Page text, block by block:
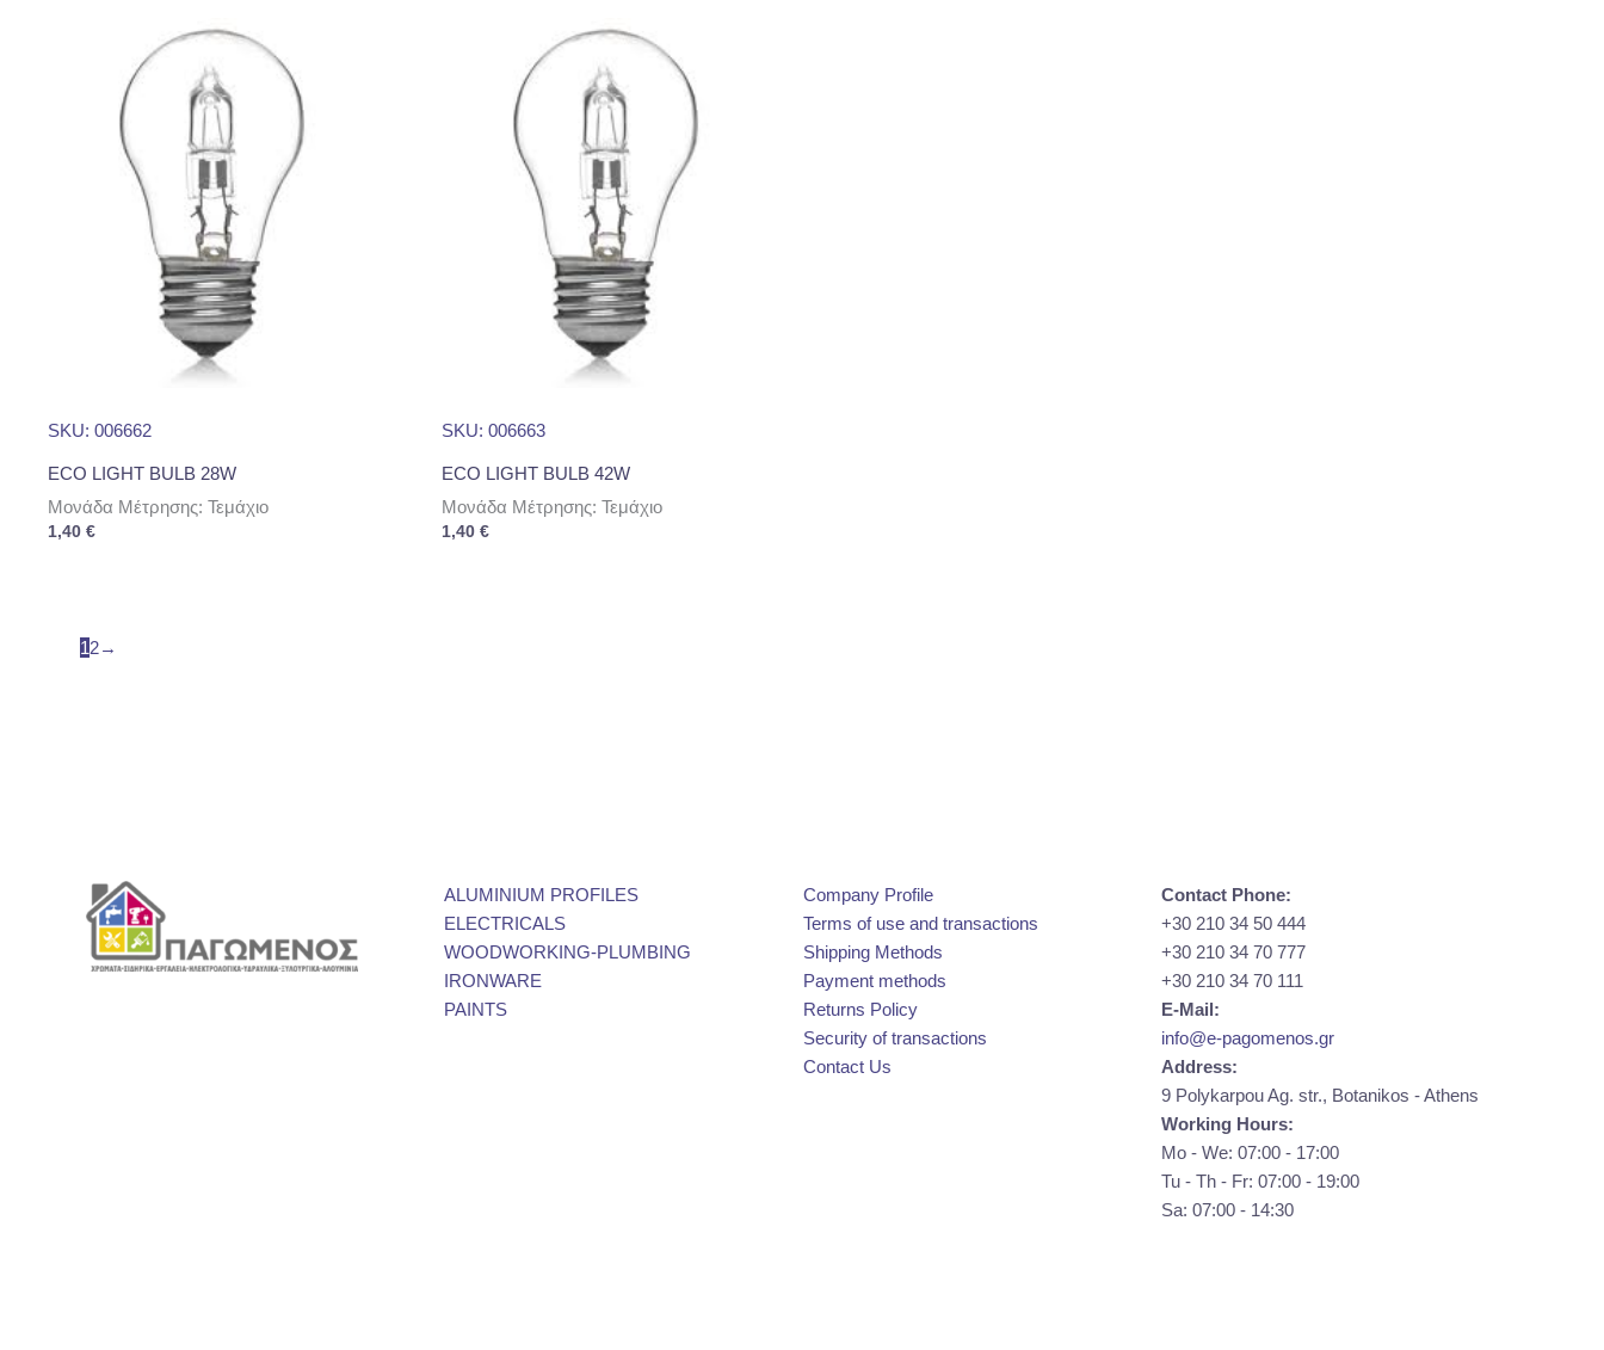
SKU: 006662
ECO LIGHT BULB 28W
Μονάδα Μέτρησης: Τεμάχιο
1,40 €
SKU: 006663
ECO LIGHT BULB 42W
Μονάδα Μέτρησης: Τεμάχιο
1,40 €
12→
ALUMINIUM PROFILES
ELECTRICALS
WOODWORKING-PLUMBING
IRONWARE
PAINTS
Company Profile
Terms of use and transactions
Shipping Methods
Payment methods
Returns Policy
Security of transactions
Contact Us
Contact Phone:
+30 210 34 50 444
+30 210 34 70 777
+30 210 34 70 111
E-Mail:
info@e-pagomenos.gr
Address:
9 Polykarpou Ag. str., Botanikos - Athens
Working Hours:
Mo - We: 07:00 - 17:00
Tu - Th - Fr: 07:00 - 19:00
Sa: 07:00 - 14:30